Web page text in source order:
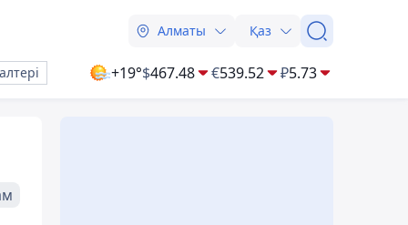
Алматы Қаз
+19°$467.48 €539.52 ₽5.73